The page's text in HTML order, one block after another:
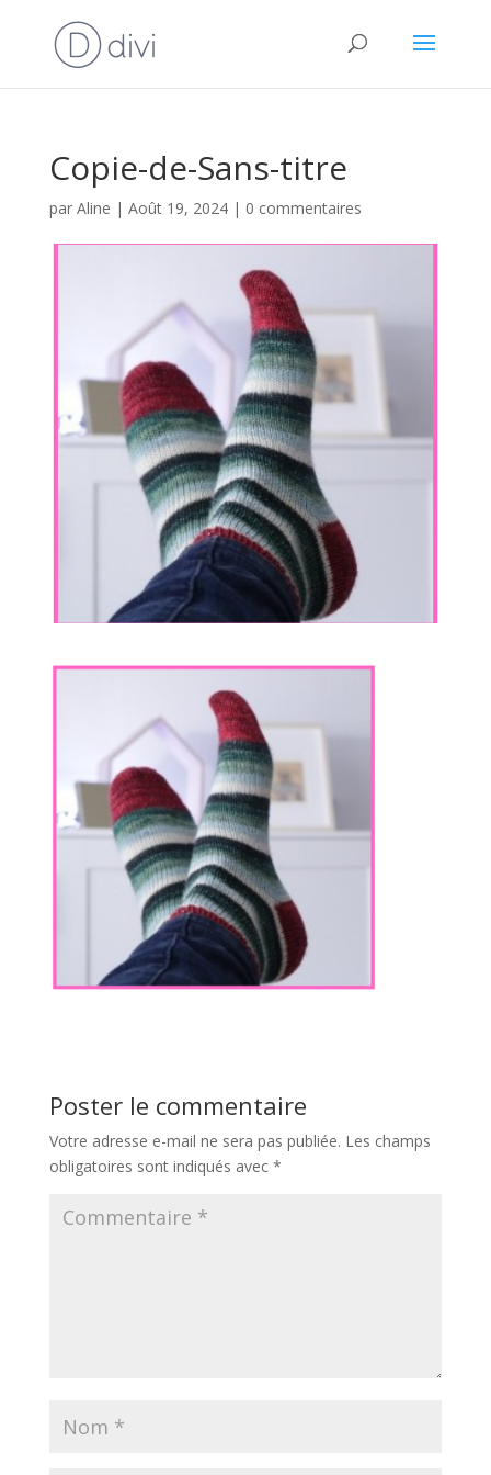
Copie-de-Sans-titre
par Aline | Août 19, 2024| 0 commentaires
Poster le commentaire
Votre adresse e-mail ne sera pas publiée. Les champs
obligatoires sont indiqués avec *